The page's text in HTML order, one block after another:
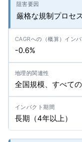
厳格な規制プロセ
-0.6%
全国規模、すべて
長期（4年以上）